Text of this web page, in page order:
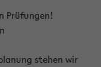
Prüfungen!
stehen wir